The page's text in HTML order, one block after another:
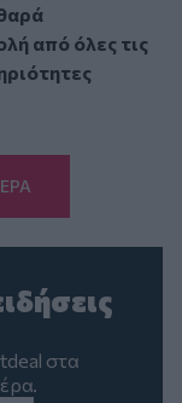
από όλες τις
στα